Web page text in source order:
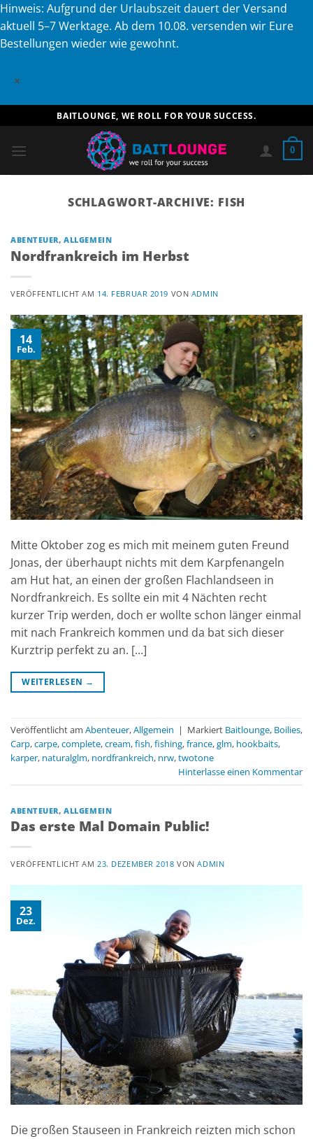
Hinweis: Aufgrund der Urlaubszeit dauert der Versand
aktuell 5–7 Werktage. Ab dem 10.08. versenden wir Eure
Bestellungen wieder wie gewohnt.
×
Inhalt
springen
BAITLOUNGE, WE ROLL FOR YOUR SUCCESS.
0
SCHLAGWORT-ARCHIVE: FISH
ABENTEUER,ALLGEMEIN
Nordfrankreich im Herbst
VERÖFFENTLICHT AM 14. FEBRUAR 2019 VON ADMIN
14
Feb.
Mitte Oktober zog es mich mit meinem guten Freund
Jonas, der überhaupt nichts mit dem Karpfenangeln
am Hut hat, an einen der großen Flachlandseen in
Nordfrankreich. Es sollte ein mit 4 Nächten recht
kurzer Trip werden, doch er wollte schon länger einmal
mit nach Frankreich kommen und da bat sich dieser
Kurztrip perfekt zu an. […]
WEITERLESEN →
Veröffentlicht am Abenteuer,Allgemein | Markiert Baitlounge, Boilies,
Carp,carpe,complete,cream,fish,fishing,france,glm, hookbaits,
karper, naturalglm, nordfrankreich, nrw,twotone
Hinterlasse einen Kommentar
ABENTEUER,ALLGEMEIN
Das erste Mal Domain Public!
VERÖFFENTLICHT AM23. DEZEMBER 2018 VONADMIN
23
Dez.
Die großen Stauseen in Frankreich reizten mich schon